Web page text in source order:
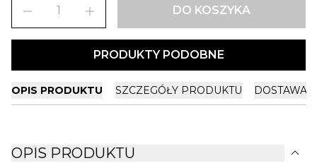
remove add DO KOSZYKA
PRODUKTY PODOBNE
OPIS PRODUKTU SZCZEGÓŁY PRODUKTU DOSTAWA
OPIS PRODUKTU expand_more